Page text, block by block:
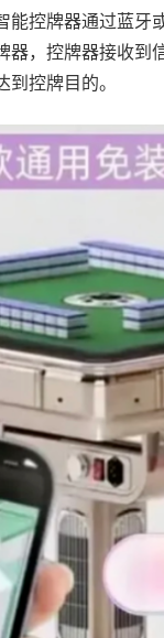
能控牌器通过蓝牙
，控牌器接收到
控牌目的。